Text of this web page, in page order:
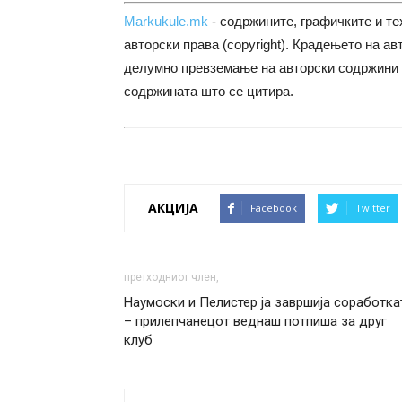
Markukule.mk - содржините, графичките и
авторски права (copyright). Крадењето на
делумно превземање на авторски
содржината што се цитира.
АКЦИЈА Facebook Twitter
претходниот член,
Наумоски и Пелистер ја завршија
– прилепчанецот веднаш потпиша за друг
клуб